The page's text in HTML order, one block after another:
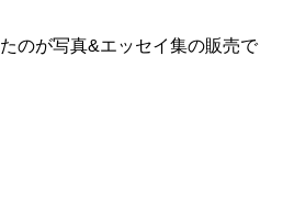
のが写真&エッセイ集の販売で